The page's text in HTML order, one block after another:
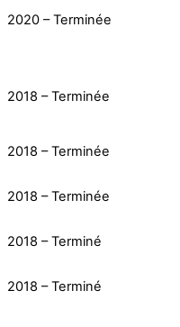
2020 – Terminée
2018 – Terminée
2018 – Terminée
2018 – Terminée
2018 – Terminé
2018 – Terminé